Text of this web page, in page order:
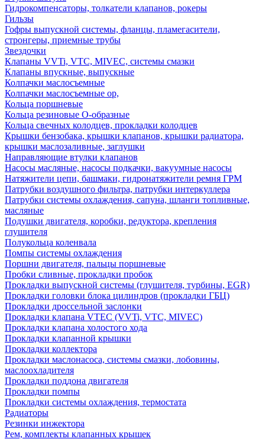
Гидрокомпенсаторы, толкатели клапанов, рокеры
Гильзы
Гофры выпускной системы, фланцы, пламегасители,
стронгеры, приемные трубы
Звездочки
Клапаны VVTi, VTC, MIVEC, системы смазки
Клапаны впускные, выпускные
Колпачки маслосъемные
Колпачки маслосъемные ор,
Кольца поршневые
Кольца резиновые О-образные
Кольца свечных колодцев, прокладки колодцев
Крышки бензобака, крышки клапанов, крышки радиатора,
крышки маслозаливные, заглушки
Направляющие втулки клапанов
Насосы масляные, насосы подкачки, вакуумные насосы
Натяжители цепи, башмаки, гидронатяжители ремня ГРМ
Патрубки воздушного фильтра, патрубки интеркуллера
Патрубки системы охлаждения, сапуна, шланги топливные,
масляные
Подушки двигателя, коробки, редуктора, крепления
глушителя
Полукольца коленвала
Помпы системы охлаждения
Поршни двигателя, пальцы поршневые
Пробки сливные, прокладки пробок
Прокладки выпускной системы (глушителя, турбины, EGR)
Прокладки головки блока цилиндров (прокладки ГБЦ)
Прокладки дроссельной заслонки
Прокладки клапана VTEC (VVTi, VTC, MIVEC)
Прокладки клапана холостого хода
Прокладки клапанной крышки
Прокладки коллектора
Прокладки маслонасоса, системы смазки, лобовины,
маслоохладителя
Прокладки поддона двигателя
Прокладки помпы
Прокладки системы охлаждения, термостата
Радиаторы
Резинки инжектора
Рем, комплекты клапанных крышек